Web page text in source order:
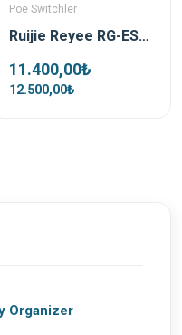
Poe Switchler
Ruijie Reyee RG-ES228GS-P 28 Port 370 W 2xSfp 2xRj45 Uplink Yönetilebilir Gigabit PoE Switch
11.400,00₺
12.500,00₺
Organizer